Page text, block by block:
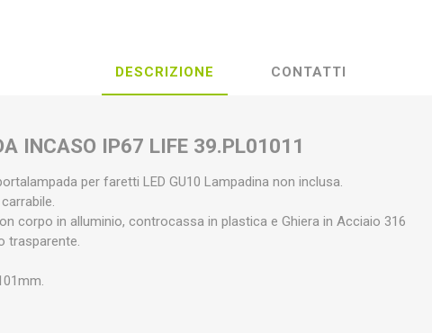
DESCRIZIONE CONTATTI
INCASO IP67 LIFE 39.PL01011
per faretti LED GU10 Lampadina non inclusa.
corpo in alluminio, controcassa in plastica e Ghiera in Acciaio 316
trasparente.